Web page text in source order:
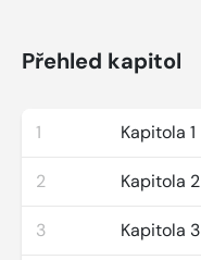
Přehled kapitol
1 Kapitola 1
2 Kapitola 2
3 Kapitola 3